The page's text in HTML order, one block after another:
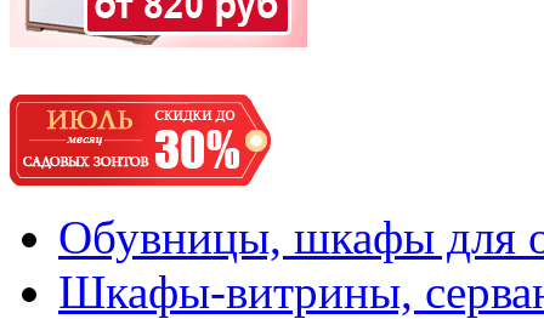
Обувницы, шкафы для
Шкафы-витрины,